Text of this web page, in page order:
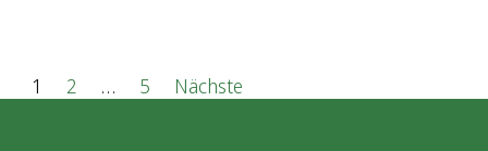
S1 2 … 5 Nächste